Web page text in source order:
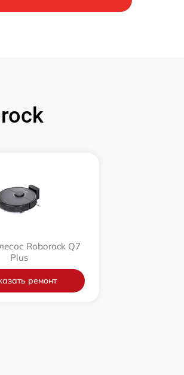
Roborock Q7
Plus
ремонт